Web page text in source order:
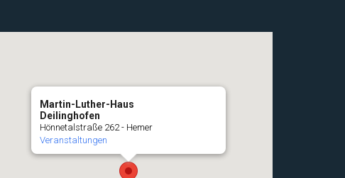
Martin-Luther-Haus
Deilinghofen
Hönnetalstraße 262 - Hemer
Veranstaltungen